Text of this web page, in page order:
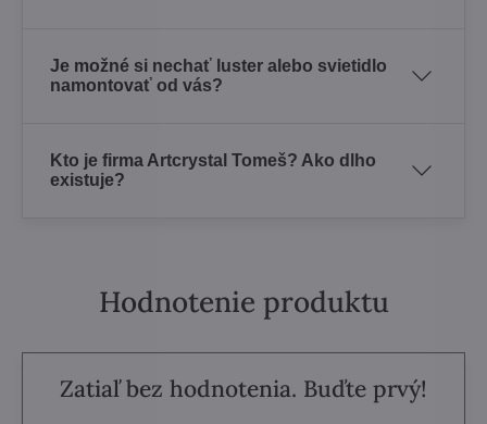
Je možné si nechať luster alebo svietidlo
namontovať od vás?
Kto je firma Artcrystal Tomeš? Ako dlho
existuje?
Hodnotenie produktu
Zatiaľ bez hodnotenia. Buďte prvý!